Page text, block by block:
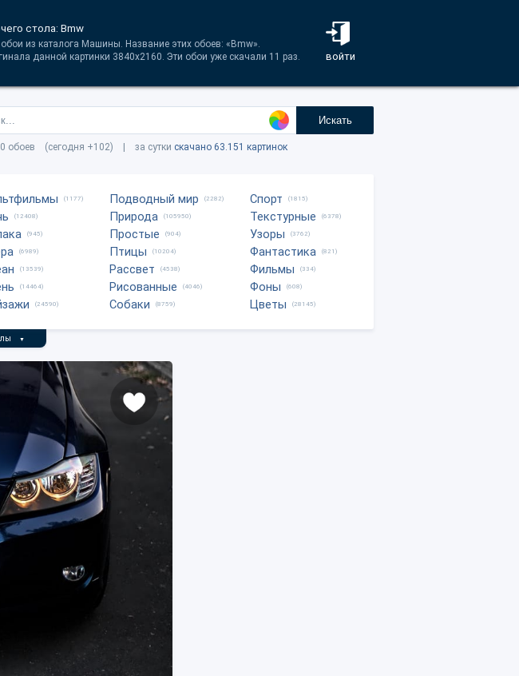
войти
стола: Bmw
из каталога Машины. Название этих обоев: «Bmw».
данной картинки 3840x2160. Эти обои уже скачали 11 раз.
Искать
обоев (сегодня +102) | за сутки скачано 63.151 картинок
(1177)
(12408)
(945)
(6989)
(13539)
(14464)
(24590)
Подводный мир (2282)
Природа (105950)
Простые (904)
Птицы (10204)
Рассвет (4538)
Рисованные (4046)
Собаки (8759)
Спорт (1815)
Текстурные (6378)
Узоры (3762)
Фантастика (821)
Фильмы (334)
Фоны (608)
Цветы (28145)
▼